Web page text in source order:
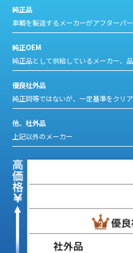
純正品
車輌を製造するメーカーがアフターパ
純正OEM
純正品として供給しているメーカー、
優良社外品
純正同等ではないが、一定基準をクリ
他、社外品
上記以外のメーカー